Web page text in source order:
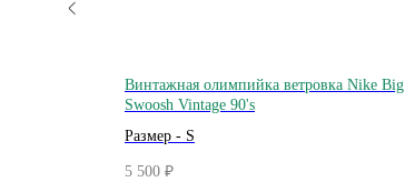
Винтажная олимпийка ветровка Nike Big
Swoosh Vintage 90's
Размер - S
5 500 ₽